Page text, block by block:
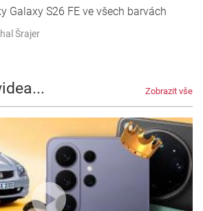
Galaxy S26 FE ve všech barvách
Šrajer
Zobrazit vše